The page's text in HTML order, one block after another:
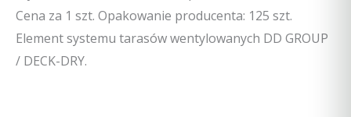
Cena za 1 szt. Opakowanie producenta: 125 szt.
Element systemu tarasów wentylowanych DD GROUP
/ DECK-DRY.